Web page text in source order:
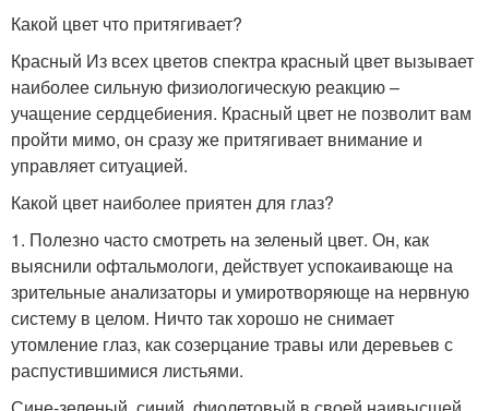
Какой цвет что притягивает?
Красный Из всех цветов спектра красный цвет вызывает
наиболее сильную физиологическую реакцию –
учащение сердцебиения. Красный цвет не позволит вам
пройти мимо, он сразу же притягивает внимание и
управляет ситуацией.
Какой цвет наиболее приятен для глаз?
1. Полезно часто смотреть на зеленый цвет. Он, как
выяснили офтальмологи, действует успокаивающе на
зрительные анализаторы и умиротворяюще на нервную
систему в целом. Ничто так хорошо не снимает
утомление глаз, как созерцание травы или деревьев с
распустившимися листьями.